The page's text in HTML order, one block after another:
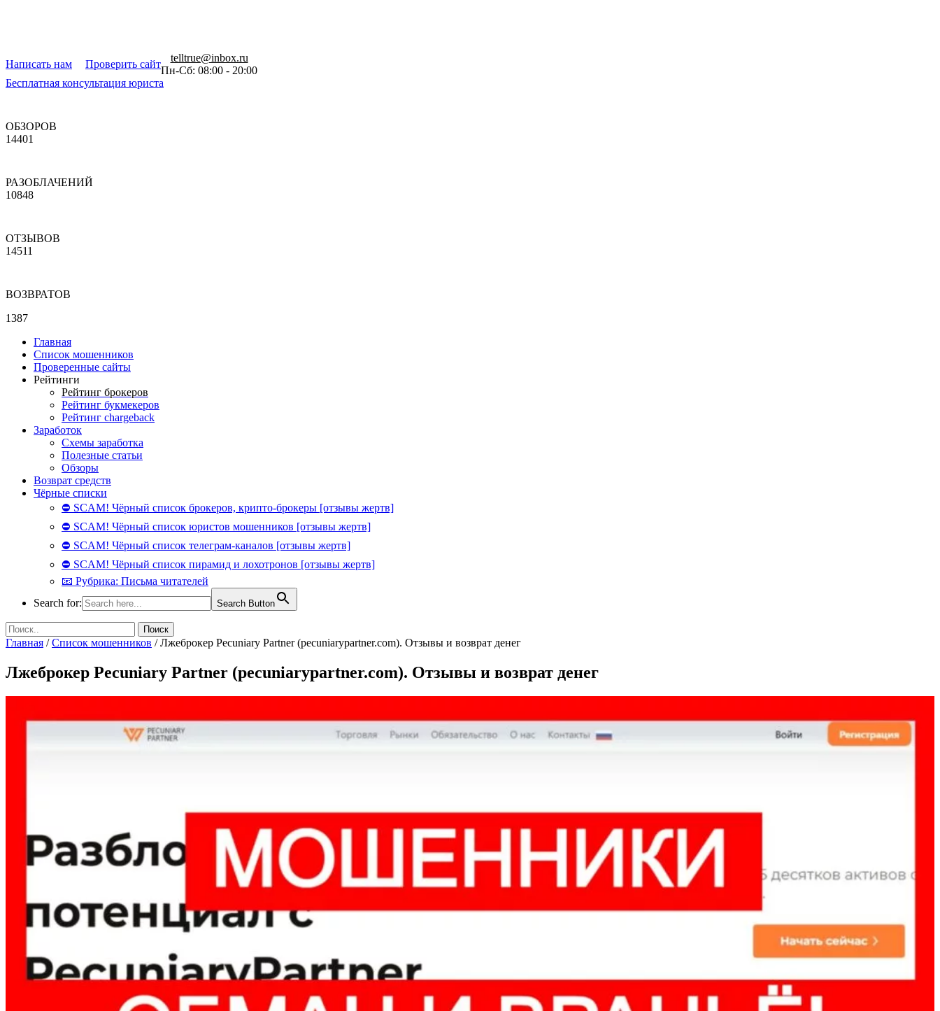
Написать нам Проверить сайт
telltrue@inbox.ru
Пн-Сб: 08:00 - 20:00
Бесплатная консультация юриста
ОБЗОРОВ
14401
РАЗОБЛАЧЕНИЙ
10848
ОТЗЫВОВ
14511
ВОЗВРАТОВ
1387
Главная
Список мошенников
Проверенные сайты
Рейтинги
Рейтинг брокеров
Рейтинг букмекеров
Рейтинг chargeback
Заработок
Схемы заработка
Полезные статьи
Обзоры
Возврат средств
Чёрные списки
⛔ SCAM! Чёрный список брокеров, крипто-брокеры [отзывы жертв]
⛔ SCAM! Чёрный список юристов мошенников [отзывы жертв]
⛔ SCAM! Чёрный список телеграм-каналов [отзывы жертв]
⛔ SCAM! Чёрный список пирамид и лохотронов [отзывы жертв]
📧 Рубрика: Письма читателей
Search for:
Search Button
Главная /Список мошенников /Лжеброкер Pecuniary Partner (pecuniarypartner.com). Отзывы и возврат денег
Лжеброкер Pecuniary Partner (pecuniarypartner.com). Отзывы и возврат денег